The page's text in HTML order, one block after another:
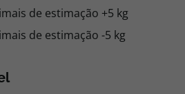
de estimação +5 kg
de estimação -5 kg